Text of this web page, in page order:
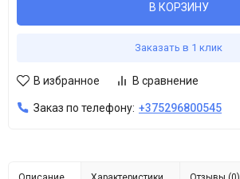
В КОРЗИНУ
Заказать в 1 клик
В избранное В сравнение
Заказ по телефону: +375296800545